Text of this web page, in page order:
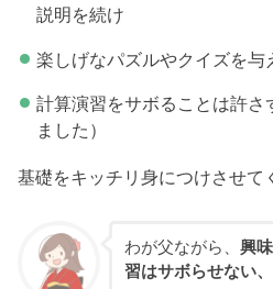
説明を続け
楽しげなパズルやクイズを与
計算演習をサボることは許さ
ました）
基礎をキッチリ身につけさせて
わが父ながら、 興
習はサボらせない